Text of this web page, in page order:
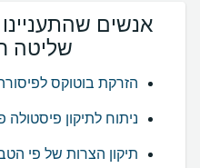
אנשים
שליטה
הזרקת בוטוקס
ניתוח לתיקון פיסטולה
תיקון הצרות של פי